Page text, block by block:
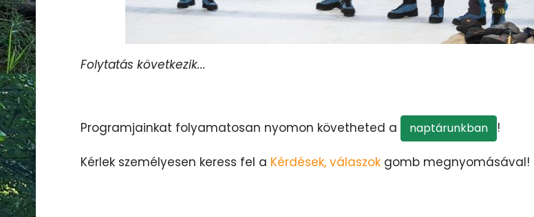
Folytatás következik...
Programjainkat folyamatosan nyomon követheted a naptárunkban !
Kérlek személyesen keress fel a Kérdések, válaszok gomb megnyomásával!